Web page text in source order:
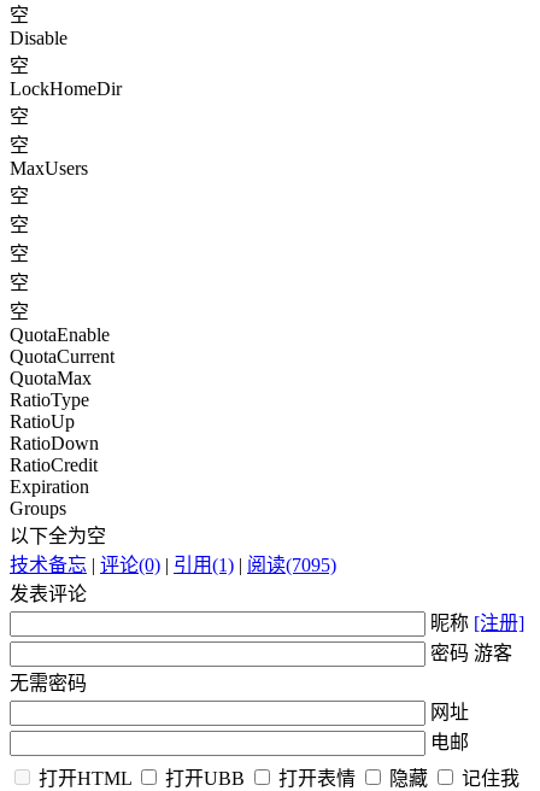
空
Disable
空
LockHomeDir
空
空
MaxUsers
空
空
空
空
空
QuotaEnable
QuotaCurrent
QuotaMax
RatioType
RatioUp
RatioDown
RatioCredit
Expiration
Groups
以下全为空
技术备忘 | 评论(0) | 引用(1) | 阅读(7095)
发表评论
昵称 [注册]
密码 游客
无需密码
网址
电邮
打开HTML
打开UBB 打开表情 隐藏 记住我